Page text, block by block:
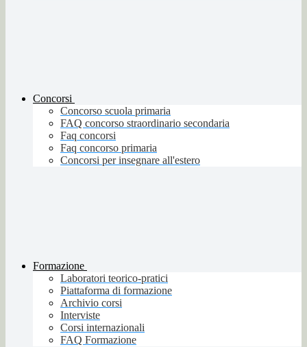
Concorsi
Concorso scuola primaria
FAQ concorso straordinario secondaria
Faq concorsi
Faq concorso primaria
Concorsi per insegnare all'estero
Formazione
Laboratori teorico-pratici
Piattaforma di formazione
Archivio corsi
Interviste
Corsi internazionali
FAQ Formazione